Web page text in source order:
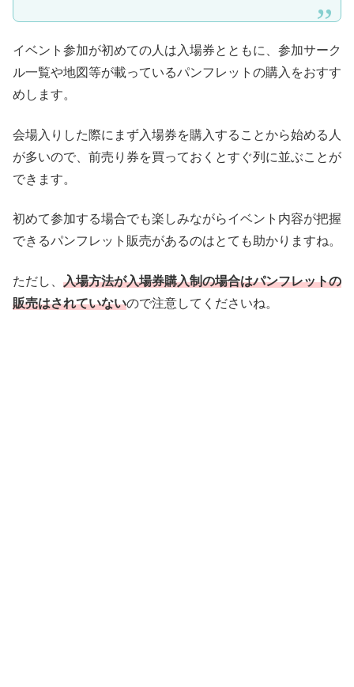
イベント参加が初めての人は入場券とともに、参加サーク
ル一覧や地図等が載っているパンフレットの購入をおすす
めします。
会場入りした際にまず入場券を購入することから始める人
が多いので、前売り券を買っておくとすぐ列に並ぶことが
できます。
初めて参加する場合でも楽しみながらイベント内容が把握
できるパンフレット販売があるのはとても助かりますね。
ただし、 入場方法が入場券購入制の場合はパンフレットの
販売はされていないので注意してくださいね。